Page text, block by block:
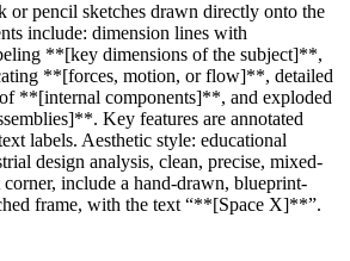
or pencil sketches drawn directly onto the
include: dimension lines with
**[key dimensions of the subject]**,
**[forces, motion, or flow]**, detailed
**[internal components]**, and exploded
Key features are annotated
labels. Aesthetic style: educational
design analysis, clean, precise, mixed-
include a hand-drawn, blueprint-
frame, with the text “**[Space X]**”.